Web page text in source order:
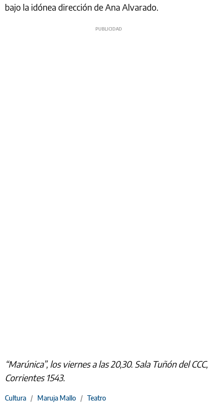
bajo la idónea dirección de Ana Alvarado.
“Marúnica”, los viernes a las 20,30. Sala Tuñón del CCC,
Corrientes 1543.
Cultura / Maruja Mallo / Teatro